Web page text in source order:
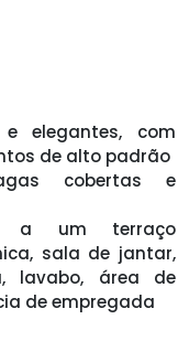
elegantes, com
de alto padrão
cobertas e
a um terraço
sala de jantar,
lavabo, área de
de empregada